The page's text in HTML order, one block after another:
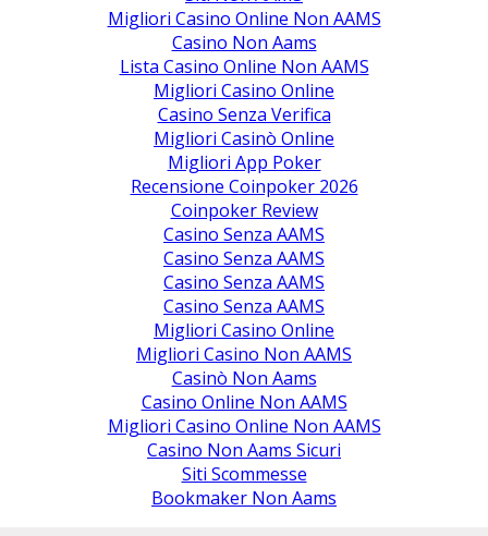
Migliori Casino Online Non AAMS
Casino Non Aams
Lista Casino Online Non AAMS
Migliori Casino Online
Casino Senza Verifica
Migliori Casinò Online
Migliori App Poker
Recensione Coinpoker 2026
Coinpoker Review
Casino Senza AAMS
Casino Senza AAMS
Casino Senza AAMS
Casino Senza AAMS
Migliori Casino Online
Migliori Casino Non AAMS
Casinò Non Aams
Casino Online Non AAMS
Migliori Casino Online Non AAMS
Casino Non Aams Sicuri
Siti Scommesse
Bookmaker Non Aams